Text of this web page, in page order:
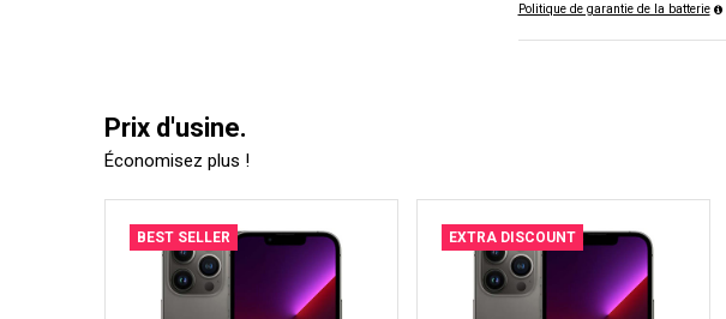
Politique de garantie de la batterie
Prix d'usine.
Économisez plus !
BEST SELLER EXTRA DISCOUNT